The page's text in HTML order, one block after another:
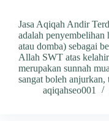
Jasa Aqiqah Andir
adalah
atau domba) sebagai
Allah SWT atas
merupakan sunnah
sangat boleh
aqiqahseo001